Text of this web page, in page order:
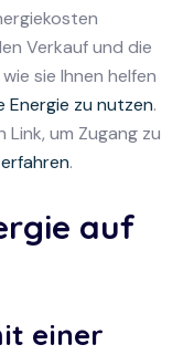
Verkauf und die
sie Ihnen helfen
Energie zu nutzen.
um Zugang zu
.
auf
einer